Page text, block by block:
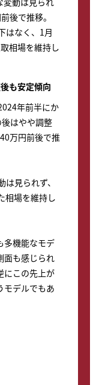
後で推移。
はなく、1月
相場を維持し
も安定傾向
年前半にか
はやや調整
万円前後で推
見られず、
相場を維持し
多機能なモデ
面も感じられ
にこの先上が
モデルでもあ